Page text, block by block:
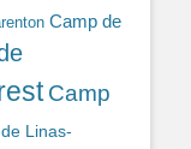
Camp de
Camp
Linas-